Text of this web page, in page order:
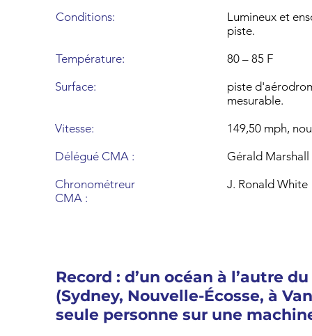
Conditions:
Température:
Surface:
Vitesse:
Délégué CMA :
Chronométreur
CMA :
Lumineux et
piste.
80 – 85 F
piste
mesurable.
149,50 mph,
Gérald Marshall
J. Ronald White
Record : d’un océan à l’autre
(Sydney, Nouvelle-Écosse, à
seule personne sur une